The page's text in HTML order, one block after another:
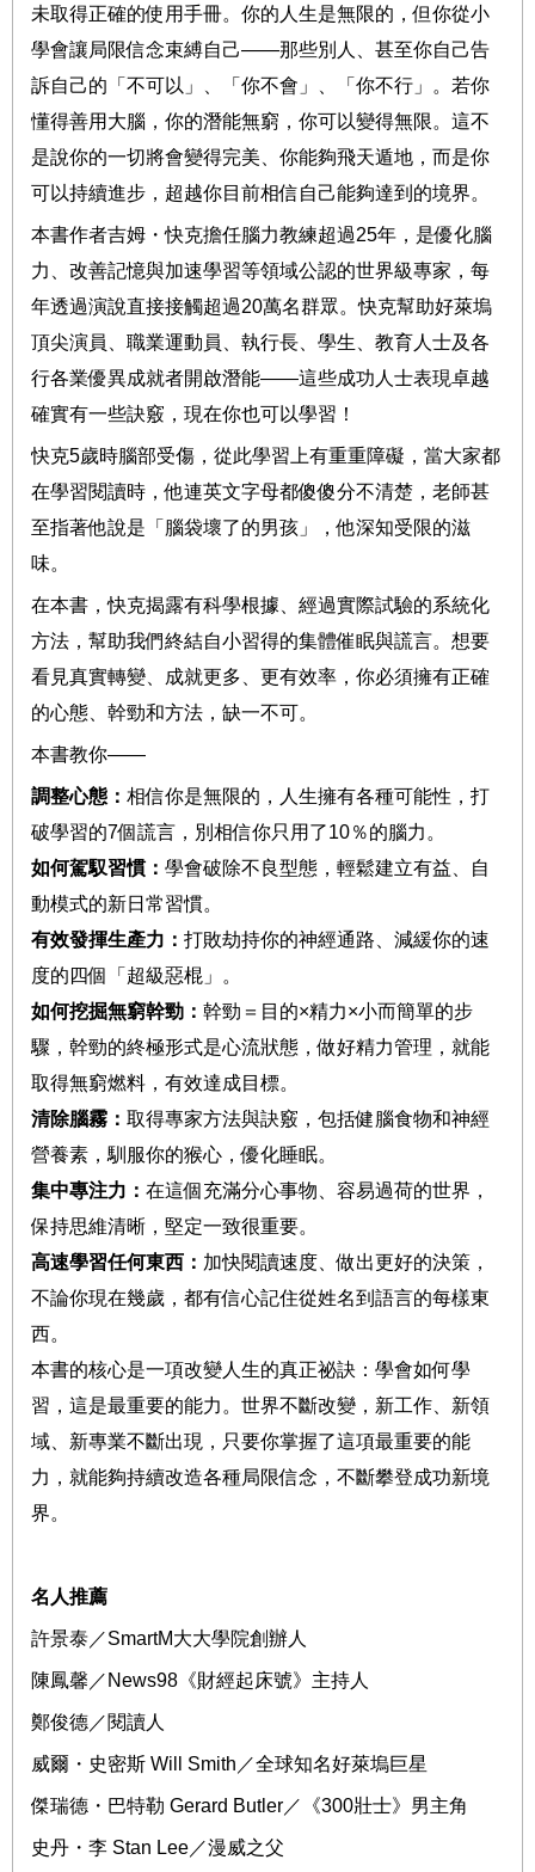
未取得正確的使用手冊。你的人生是無限的，但你從小
學會讓局限信念束縛自己——那些別人、甚至你自己告
訴自己的「不可以」、「你不會」、「你不行」。 若你
懂得善用大腦，你的潛能無窮，你可以變得無限。這不
是說你的一切將會變得完美、你能夠飛天遁地，而是你
可以持續進步，超越你目前相信自己能夠達到的境界。
本書作者吉姆・快克擔任腦力教練超過25年， 是優化腦
力、改善記憶與加速學習等領域公認的世界級專家， 每
年透過演說直接接觸超過20萬名群眾。快克幫助好萊塢
頂尖演員、職業運動員、執行長、學生、教育人士及各
行各業優異成就者開啟潛能——這些成功人士表現卓越
確實有一些訣竅，現在你也可以學習！
快克5歲時腦部受傷，從此學習上有重重障礙，當大家都
在學習閱讀時，他連英文字母都傻傻分不清楚， 老師甚
至指著他說是「腦袋壞了的男孩」，他深知受限的滋
味。
在本書，快克揭露有科學根據、經過實際試驗的系統化
方法，幫助我們終結自小習得的集體催眠與謊言。想要
看見真實轉變、成就更多、更有效率，你必須擁有正確
的心態、幹勁和方法，缺一不可。
本書教你——
調整心態： 相信你是無限的，人生擁有各種可能性，打
破學習的7個謊言，別相信你只用了10％的腦力。
如何駕馭習慣： 學會破除不良型態，輕鬆建立有益、自
動模式的新日常習慣。
有效發揮生產力： 打敗劫持你的神經通路、減緩你的速
度的四個「超級惡棍」。
如何挖掘無窮幹勁： 幹勁＝目的×精力×小而簡單的步
驟，幹勁的終極形式是心流狀態，做好精力管理，就能
取得無窮燃料，有效達成目標。
清除腦霧： 取得專家方法與訣竅，包括健腦食物和神經
營養素，馴服你的猴心，優化睡眠。
集中專注力： 在這個充滿分心事物、容易過荷的世界，
保持思維清晰，堅定一致很重要。
高速學習任何東西： 加快閱讀速度、做出更好的決策，
不論你現在幾歲，都有信心記住從姓名到語言的每樣東
西。
本書的核心是一項改變人生的真正祕訣：學會如何學
習，這是最重要的能力。世界不斷改變，新工作、新領
域、新專業不斷出現，只要你掌握了這項最重要的能
力，就能夠持續改造各種局限信念，不斷攀登成功新境
界。
名人推薦
許景泰／SmartM大大學院創辦人
陳鳳馨／ News98 《財經起床號》主持人
鄭俊德／閱讀人
威爾・史密斯 Will Smith ／全球知名好萊塢巨星
傑瑞德・巴特勒 Gerard Butler／《300壯士》男主角
史丹・李 Stan Lee／漫威之父